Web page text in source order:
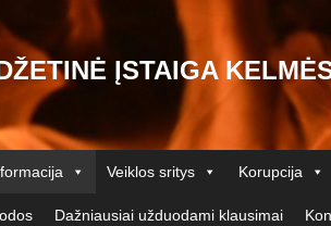
ĮSTAIGA
Veiklos sritys Korupcija
Dažniausiai užduodami klausimai